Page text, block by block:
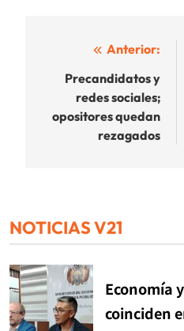
Navegación
entradas
Anterior:
Precandidatos y
redes sociales;
opositores quedan
rezagados
NOTICIAS V21
Economía
coinciden